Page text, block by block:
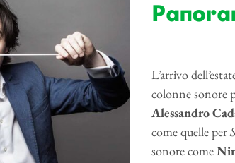
L’arrivo
colonne sonore
Alessandro
come quelle per
sonore come